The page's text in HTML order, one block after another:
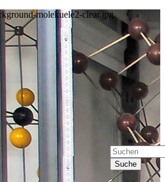
molekuele2-clear.jpg
Suche